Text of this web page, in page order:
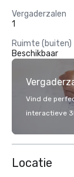
Vergaderzalen
1
Ruimte (buiten)
Beschikbaar
Vind de
interactieve
Locatie